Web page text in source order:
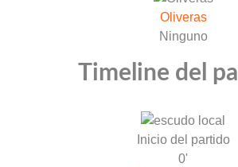
Oliveras
Ninguno
Timeline del
Inicio del partido
0'